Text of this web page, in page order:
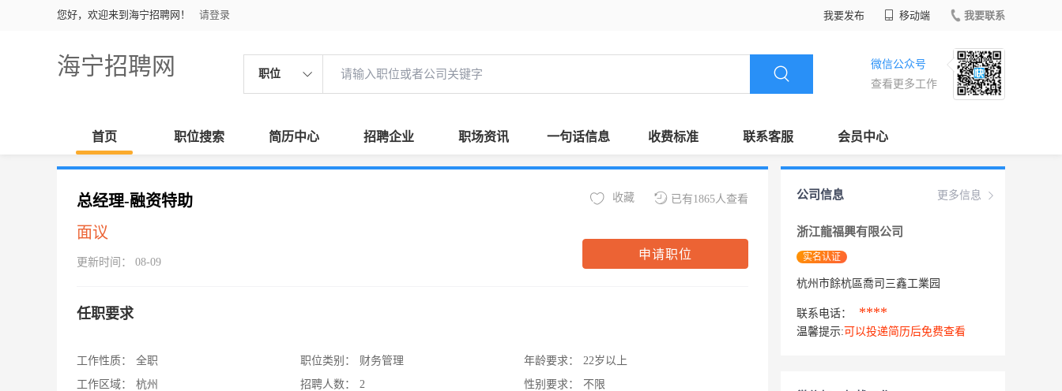
您好，欢迎来到海宁招聘网！ 请登录 我要发布 移动端 我要联系
海宁招聘网 职位
微信公众号
查看更多工作
首页 职位搜索 简历中心 招聘企业 职场资讯 一句话信息 收费标准 联系客服 会员中心
总经理-融资特助
面议
更新时间： 08-09
已有1865人查看
收藏
申请职位
任职要求
工作性质：
全职
工作区域：
杭州
职位类别：
财务管理
招聘人数：
2
年龄要求：
22岁以上
性别要求：
不限
更多信息
公司信息
浙江龍福興有限公司
实名认证
杭州市餘杭區喬司三鑫工業园
联系电话： ****
温馨提示: 可以投递简历后免费查看